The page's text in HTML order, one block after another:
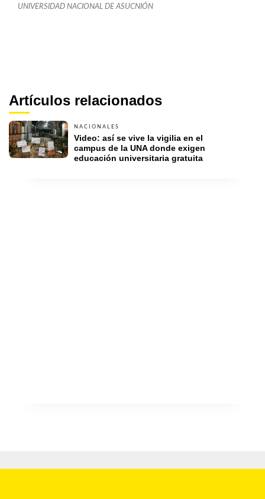
UNIVERSIDAD NACIONAL DE ASUCNIÓN
Artículos relacionados
NACIONALES
Video: así se vive la vigilia en el
campus de la UNA donde exigen
educación universitaria gratuita